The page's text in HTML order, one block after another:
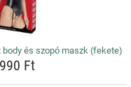
és szopó maszk (fekete)
Ft